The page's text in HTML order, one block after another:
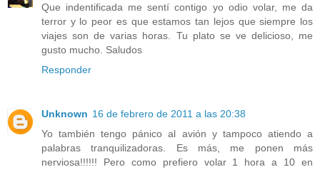
Que indentificada me sentí contigo yo odio volar, me da
terror y lo peor es que estamos tan lejos que siempre los
viajes son de varias horas. Tu plato se ve delicioso, me
gusto mucho. Saludos
Responder
Unknown 16 de febrero de 2011 a las 20:38
Yo también tengo pánico al avión y tampoco atiendo a
palabras tranquilizadoras. Es más, me ponen más
nerviosa!!!!!! Pero como prefiero volar 1 hora a 10 en